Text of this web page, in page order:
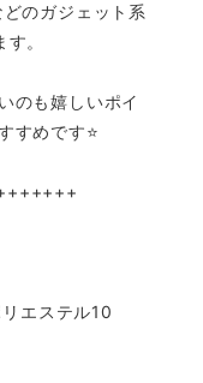
のガジェット系
。
のも嬉しいポイ
すめです⭐️
エステル10